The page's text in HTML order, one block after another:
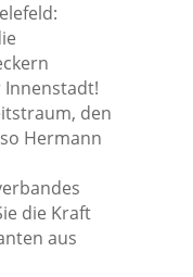
den
Hermann
die Kraft
aus